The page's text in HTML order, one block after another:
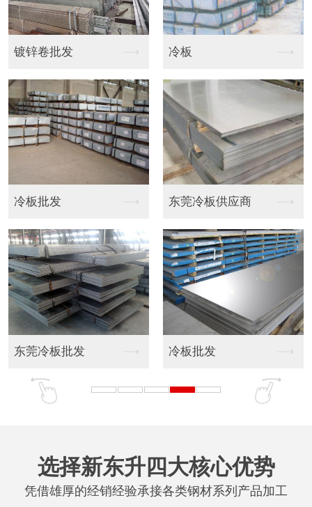
镀锌卷批发 冷板
冷板批发 东莞冷板供应商
东莞冷板批发 冷板批发
选择新东升四大核心优势
凭借雄厚的经销经验承接各类钢材系列产品加工